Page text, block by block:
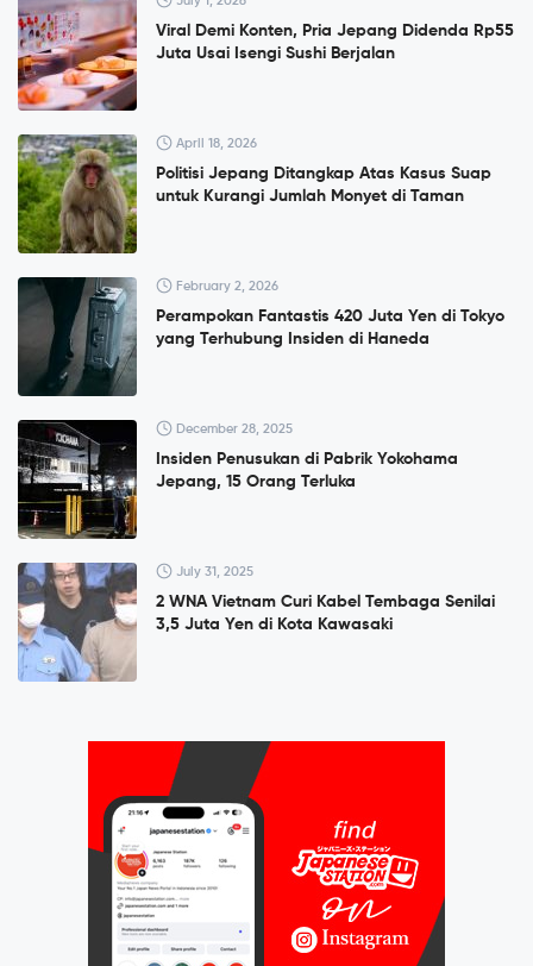
Viral Demi Konten, Pria Jepang Didenda Rp55
Juta Usai Isengi Sushi Berjalan
April 18, 2026
Politisi Jepang Ditangkap Atas Kasus Suap
untuk Kurangi Jumlah Monyet di Taman
February 2, 2026
Perampokan Fantastis 420 Juta Yen di Tokyo
yang Terhubung Insiden di Haneda
December 28, 2025
Insiden Penusukan di Pabrik Yokohama
Jepang, 15 Orang Terluka
July 31, 2025
2 WNA Vietnam Curi Kabel Tembaga Senilai
3,5 Juta Yen di Kota Kawasaki